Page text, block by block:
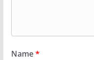
Name*